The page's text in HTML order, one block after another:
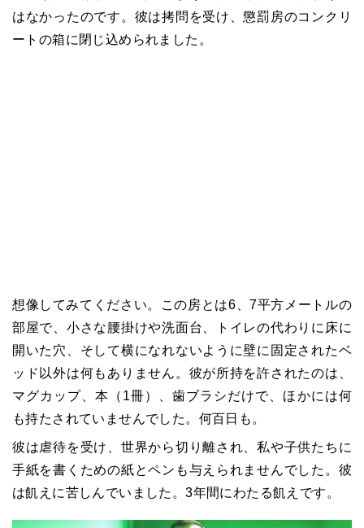
はなかったのです。彼は拷問を受け、懲罰房のコンクリ
ートの箱に閉じ込められました。
想像してみてください。この房とは6、7平方メートルの
部屋で、小さな腰掛けや洗面台、トイレの代わりに床に
開いた穴、そして横になれないように壁に固定されたベ
ッド以外は何もありません。彼が所持を許されたのは、
マグカップ、本（1冊）、歯ブラシだけで、ほかには何
も持たされていませんでした。何百日も。
彼は虐待を受け、世界から切り離され、私や子供たちに
手紙を書くための紙とペンも与えられませんでした。彼
は飢えに苦しんでいました。3年間にわたる飢えです。